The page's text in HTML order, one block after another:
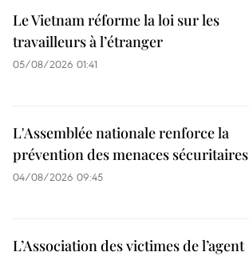
Le Vietnam réforme la loi sur les
travailleurs à l’étranger
05/08/2026 01:41
L'Assemblée nationale renforce la
prévention des menaces sécuritaires
04/08/2026 09:45
L’Association des victimes de l’agent